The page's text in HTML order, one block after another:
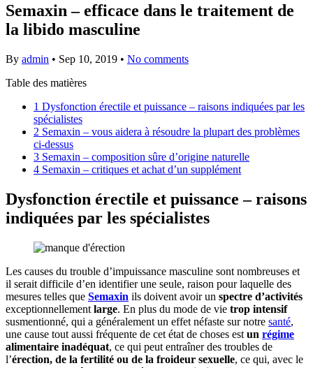
Semaxin – efficace dans le traitement de
la libido masculine
By admin • Sep 10, 2019 • No comments
Table des matières
1 Dysfonction érectile et puissance – raisons indiquées par les
spécialistes
2 Semaxin – vous aidera à résoudre la plupart des problèmes
ci-dessus
3 Semaxin – composition sûre d’origine naturelle
4 Semaxin – critiques et achat d’un supplément
Dysfonction érectile et puissance – raisons
indiquées par les spécialistes
Les causes du trouble d’impuissance masculine sont nombreuses et
il serait difficile d’en identifier une seule, raison pour laquelle des
mesures telles que Semaxin ils doivent avoir un spectre d’activités
exceptionnellement large. En plus du mode de vie trop intensif
susmentionné, qui a généralement un effet néfaste sur notre santé,
une cause tout aussi fréquente de cet état de choses est un régime
alimentaire inadéquat, ce qui peut entraîner des troubles de
l’érection, de la fertilité ou de la froideur sexuelle, ce qui, avec le